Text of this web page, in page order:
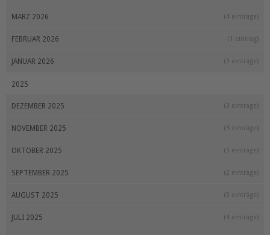
MÄRZ 2026 (4 einträge)
FEBRUAR 2026 (1 eintrag)
JANUAR 2026 (3 einträge)
2025
DEZEMBER 2025 (3 einträge)
NOVEMBER 2025 (5 einträge)
OKTOBER 2025 (3 einträge)
SEPTEMBER 2025 (2 einträge)
AUGUST 2025 (3 einträge)
JULI 2025 (4 einträge)